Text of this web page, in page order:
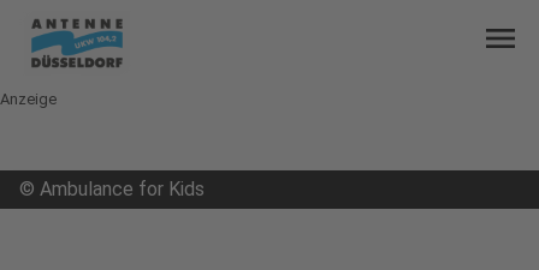
menu
Anzeige
© Ambulance for Kids